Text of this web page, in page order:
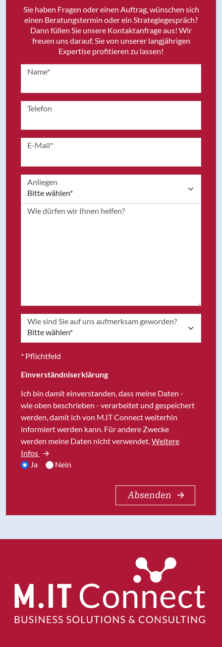
Sie haben Fragen oder einen Auftrag, wünschen sich
einen Beratungstermin oder ein Strategiegespräch?
Dann füllen Sie unsere Kontaktanfrage aus! Wir
freuen uns darauf, Sie von unserer langjährigen
Expertise profitieren zu lassen!
Name*
Telefon
E-Mail*
Anliegen
Wie dürfen wir Ihnen helfen?
Wie sind Sie auf uns aufmerksam geworden?
* Pflichtfeld
Einverständniserklärung
Ich bin damit einverstanden, dass meine Daten -
wie oben beschrieben - verarbeitet und gespeichert
werden, damit ich von M.IT Connect weiterhin
informiert werden kann. Für andere Zwecke
werden meine Daten nicht verwendet.Weitere
Infos
Ja
Nein
Absenden